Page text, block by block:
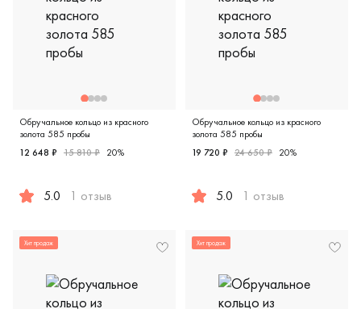
Обручальное кольцо из красного
золота 585 пробы
12 648 ₽ 15 810 ₽ 20%
5.0 1 отзыв
Обручальное кольцо из красного
золота 585 пробы
19 720 ₽ 24 650 ₽ 20%
5.0 1 отзыв
Хит продаж Хит продаж